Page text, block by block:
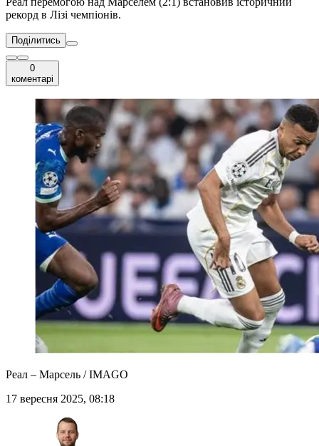
рекорд в Лізі чемпіонів.
Поділитись
0
коментарі
Реал – Марсель / IMAGO
17 вересня 2025, 08:18